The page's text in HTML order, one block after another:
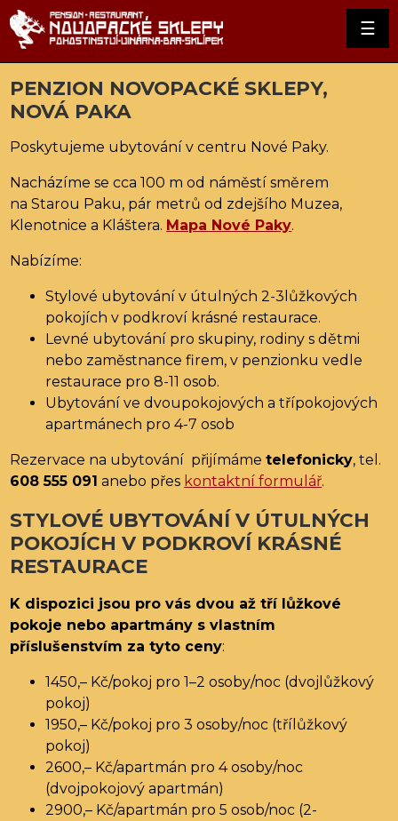
PENZION NOVOPACKÉ SKLEPY,
NOVÁ PAKA
Poskytujeme ubytování v centru Nové Paky.
Nacházíme se cca 100 m od náměstí směrem
na Starou Paku, pár metrů od zdejšího Muzea,
Klenotnice a Kláštera. Mapa Nové Paky.
Nabízíme:
Stylové ubytování v útulných 2-3lůžkových
pokojích v podkroví krásné restaurace.
Levné ubytování pro skupiny, rodiny s dětmi
nebo zaměstnance firem, v penzionku vedle
restaurace pro 8-11 osob.
Ubytování ve dvoupokojových a třípokojových
apartmánech pro 4-7 osob
Rezervace na ubytování přijímámetelefonicky, tel.
608 555 091 anebo přes kontaktní formulář.
STYLOVÉ UBYTOVÁNÍ V ÚTULNÝCH
POKOJÍCH V PODKROVÍ KRÁSNÉ
RESTAURACE
K dispozici jsou pro vás dvou až tří lůžkové
pokoje nebo apartmány s vlastním
příslušenstvím za tyto ceny:
1450,– Kč/pokoj pro 1–2 osoby/noc (dvojlůžkový
pokoj)
1950,– Kč/pokoj pro 3 osoby/noc (třílůžkový
pokoj)
2600,– Kč/apartmán pro 4 osoby/noc
(dvojpokojový apartmán)
2900,– Kč/apartmán pro 5 osob/noc (2-
☰